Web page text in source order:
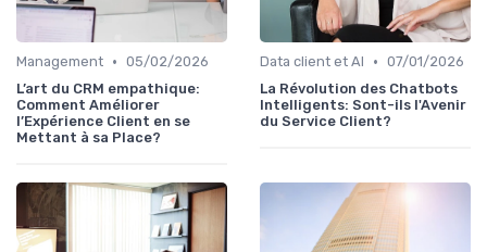
Management • 05/02/2026
L’art du CRM empathique:
Comment Améliorer
l’Expérience Client en se
Mettant à sa Place?
Data client et AI • 07/01/2026
La Révolution des Chatbots
Intelligents: Sont-ils l'Avenir
du Service Client?